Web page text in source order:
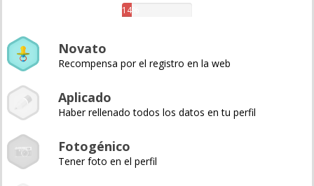
14%
Novato
Recompensa por el registro en la web
Aplicado
Haber rellenado todos los datos en tu perfil
Fotogénico
Tener foto en el perfil